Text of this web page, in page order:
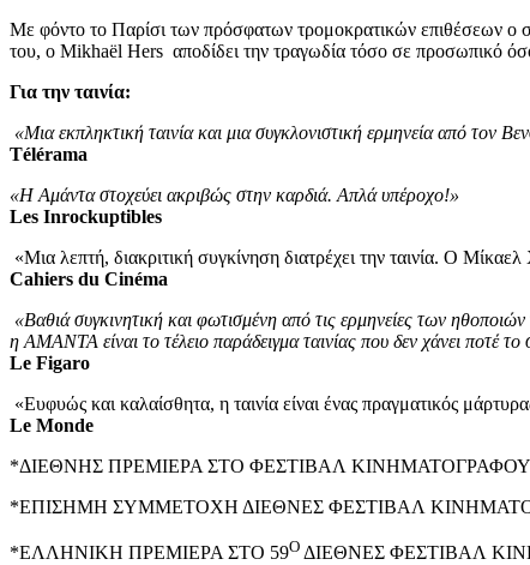
Με φόντο το Παρίσι των πρόσφατων τρομοκρατικών επιθέσεων ο
του, ο Mikhaël Hers αποδίδει την τραγωδία τόσο σε προσωπικό
Για την ταινία:
«Μια εκπληκτική ταινία και μια συγκλονιστική ερμηνεία από τον
Télérama
«Η Αμάντα στοχεύει ακριβώς στην καρδιά. Απλά υπέροχο!»
Les Inrockuptibles
«Μια λεπτή, διακριτική συγκίνηση διατρέχει την ταινία. Ο
Cahiers du Cinéma
«Βαθιά συγκινητική και φωτισμένη από τις ερμηνείες των ηθοποιών
η ΑΜΑΝΤΑ είναι το τέλειο παράδειγμα ταινίας που δεν χάνει ποτέ το
Le Figaro
«Ευφυώς και καλαίσθητα, η ταινία είναι ένας πραγματικός
Le Monde
*ΔΙΕΘΝΗΣ ΠΡΕΜΙΕΡΑ ΣΤΟ ΦΕΣΤΙΒΑΛ ΚΙΝΗΜΑΤΟΓΡΑΦΟΥ
*ΕΠΙΣΗΜΗ ΣΥΜΜΕΤΟΧΗ ΔΙΕΘΝΕΣ ΦΕΣΤΙΒΑΛ
*ΕΛΛΗΝΙΚΗ ΠΡΕΜΙΕΡΑ ΣΤΟ 59Ο ΔΙΕΘΝΕΣ ΦΕΣΤΙΒΑΛ